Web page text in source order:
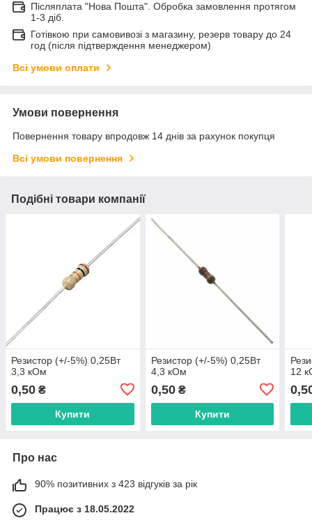
Післяплата "Нова Пошта". Обробка замовлення протягом
1-3 діб.
Готівкою при самовивозі з магазину, резерв товару до 24
год (після підтверждення менеджером)
Всі умови оплати
Умови повернення
Повернення товару впродовж 14 днів за рахунок покупця
Всі умови повернення
Подібні товари компанії
Резистор (+/-5%) 0,25Вт
3,3 кОм
0,50 ₴
Купити
Резистор (+/-5%) 0,25Вт
4,3 кОм
0,50₴
Купити
12
Про нас
90% позитивних з 423 відгуків за рік
Працює з 18.05.2022